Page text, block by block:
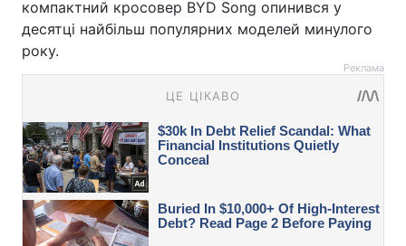
компактний кросовер BYD Song опинився у
десятці найбільш популярних моделей минулого
року.
Реклама